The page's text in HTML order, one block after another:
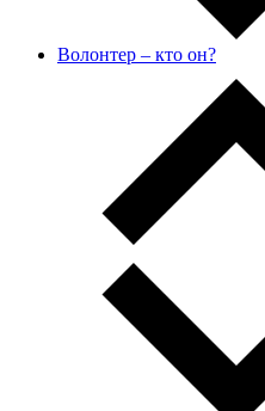
Волонтер – кто он?